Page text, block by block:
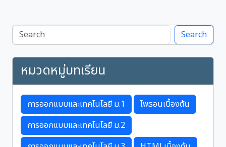
Search
หมวดหมู่บทเรียน
การออกแบบและเทคโนโลยี ม.1
ไพธอนเบื้องต้น
การออกแบบและเทคโนโลยี ม.2